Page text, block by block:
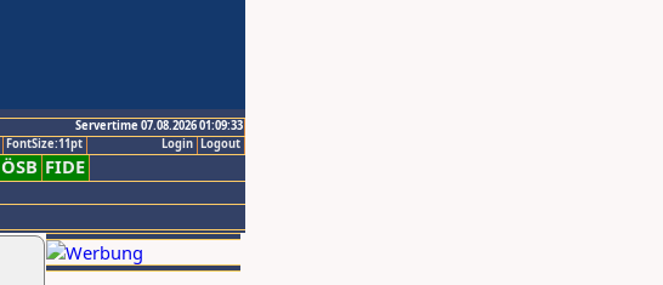
Servertime 07.08.2026 01:09:33
Logout
Login
FontSize:11pt
ÖSB FIDE